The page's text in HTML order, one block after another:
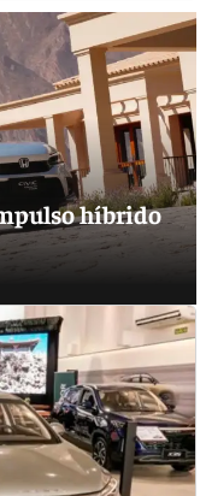
híbrido